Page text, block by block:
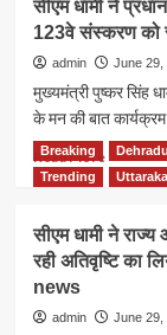
news
धामी
ने
विकसित
भारत
2047
के
निर्माण
के
राज्यों
के
में
सीएम धामी ने
123वे संस्करण
admin June 29,
मुख्यमंत्री पुष्कर सिंह
के मन की बात
Read MoreRead
more
सीएम
धामी
ने
नरेंद्र
Breaking
Trending
सीएम धामी ने
रही अतिवृष्टि का
news
admin June 29,